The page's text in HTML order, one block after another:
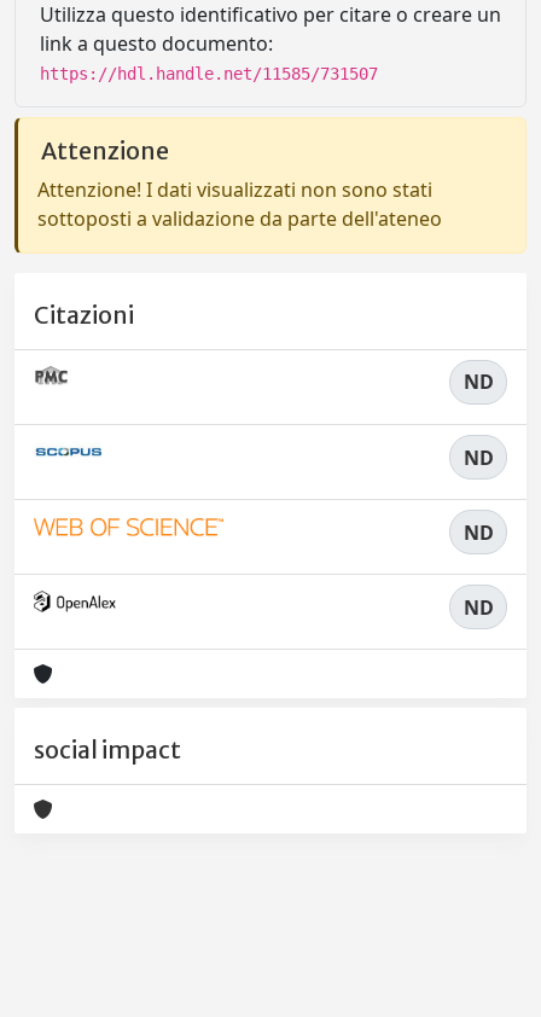
Utilizza questo identificativo per citare o creare un
link a questo documento:
https://hdl.handle.net/11585/731507
Attenzione
Attenzione! I dati visualizzati non sono stati
sottoposti a validazione da parte dell'ateneo
Citazioni
ND
ND
ND
ND
social impact